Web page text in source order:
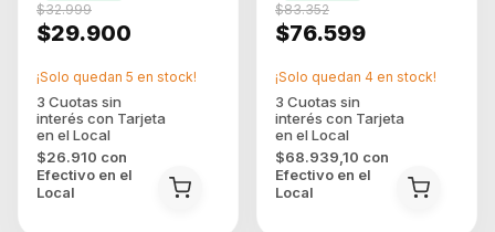
$29.900
$32.999
$26.910 con
Efectivo en el
Local
¡Solo quedan 5 en stock!
$76.599
$83.352
$68.939,10 con
Efectivo en el
Local
¡Solo quedan 4 en stock!